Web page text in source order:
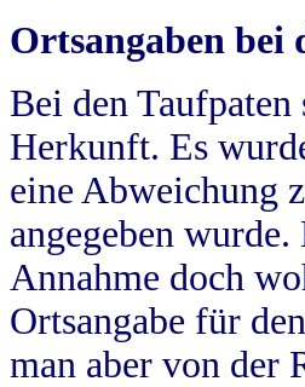
Ortsangaben bei
Bei den
Herkunft. Es
eine Abweichung
angegeben
Annahme doch
Ortsangabe für
man aber von der